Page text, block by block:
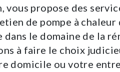
vous propose des
de pompe à
dans le domaine de la
à faire le choix
domicile ou votre